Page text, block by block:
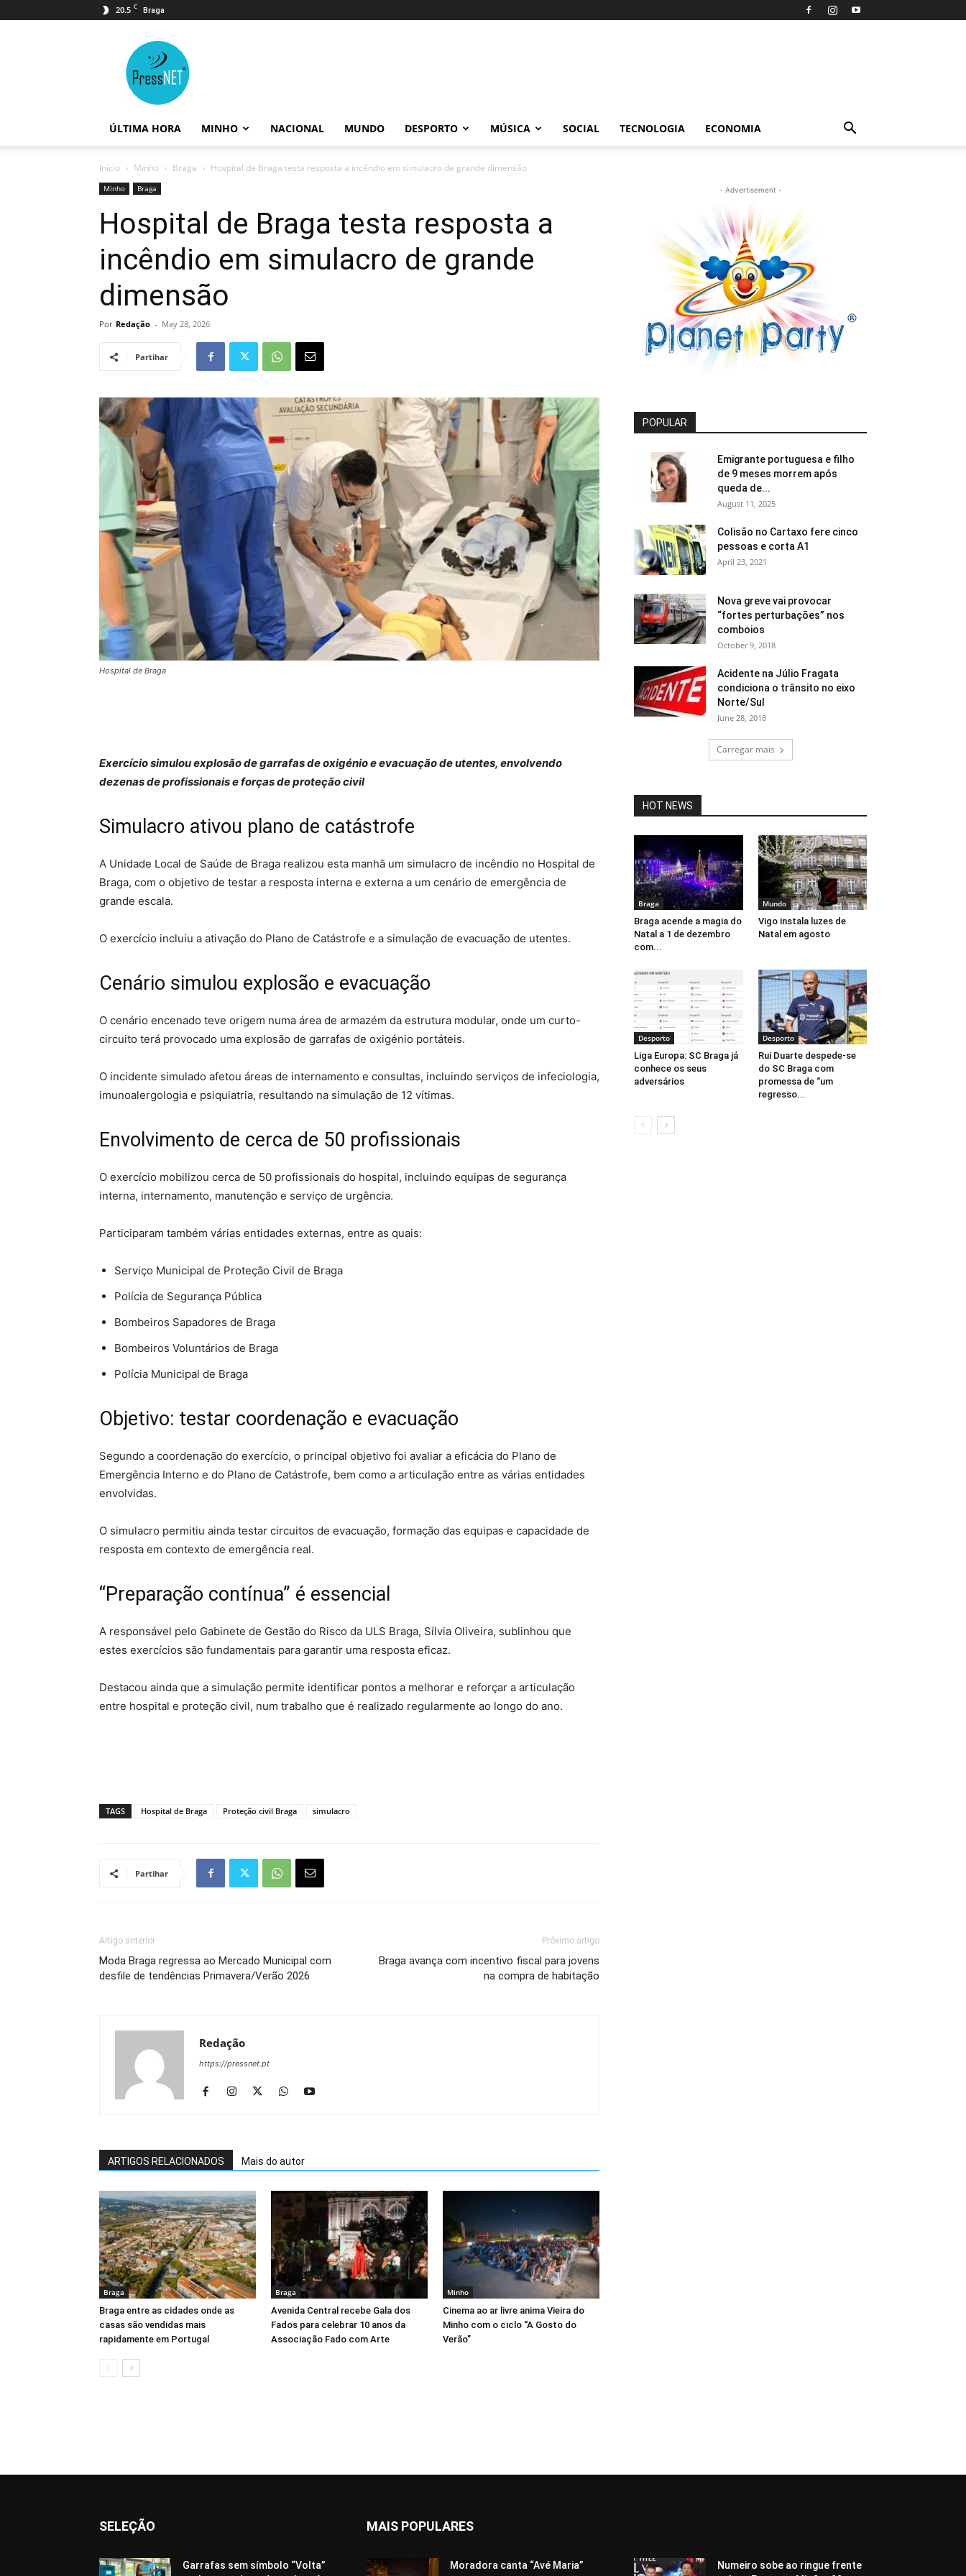
20.5 C Braga
ÚLTIMA HORA MINHO NACIONAL MUNDO DESPORTO MÚSICA SOCIAL TECNOLOGIA ECONOMIA
Início Minho Braga Hospital de Braga testa resposta a incêndio em simulacro de grande dimensão
Minho Braga
Hospital de Braga testa resposta a
incêndio em simulacro de grande
dimensão
Por Redação - May 28, 2026
Partihar
Hospital de Braga
Exercício simulou explosão de garrafas de oxigénio e evacuação de utentes, envolvendo
dezenas de profissionais e forças de proteção civil
Simulacro ativou plano de catástrofe
A Unidade Local de Saúde de Braga realizou esta manhã um simulacro de incêndio no Hospital de
Braga, com o objetivo de testar a resposta interna e externa a um cenário de emergência de
grande escala.
O exercício incluiu a ativação do Plano de Catástrofe e a simulação de evacuação de utentes.
Cenário simulou explosão e evacuação
O cenário encenado teve origem numa área de armazém da estrutura modular, onde um curto-
circuito terá provocado uma explosão de garrafas de oxigénio portáteis.
O incidente simulado afetou áreas de internamento e consultas, incluindo serviços de infeciologia,
imunoalergologia e psiquiatria, resultando na simulação de 12 vítimas.
Envolvimento de cerca de 50 profissionais
O exercício mobilizou cerca de 50 profissionais do hospital, incluindo equipas de segurança
interna, internamento, manutenção e serviço de urgência.
Participaram também várias entidades externas, entre as quais:
Serviço Municipal de Proteção Civil de Braga
Polícia de Segurança Pública
Bombeiros Sapadores de Braga
Bombeiros Voluntários de Braga
Polícia Municipal de Braga
Objetivo: testar coordenação e evacuação
Segundo a coordenação do exercício, o principal objetivo foi avaliar a eficácia do Plano de
Emergência Interno e do Plano de Catástrofe, bem como a articulação entre as várias entidades
envolvidas.
O simulacro permitiu ainda testar circuitos de evacuação, formação das equipas e capacidade de
resposta em contexto de emergência real.
“Preparação contínua” é essencial
A responsável pelo Gabinete de Gestão do Risco da ULS Braga, Sílvia Oliveira, sublinhou que
estes exercícios são fundamentais para garantir uma resposta eficaz.
Destacou ainda que a simulação permite identificar pontos a melhorar e reforçar a articulação
entre hospital e proteção civil, num trabalho que é realizado regularmente ao longo do ano.
TAGS Hospital de Braga Proteção civil Braga simulacro
Partihar
Artigo anterior
Moda Braga regressa ao Mercado Municipal com
desfile de tendências Primavera/Verão 2026
Próximo artigo
Braga avança com incentivo fiscal para jovens
na compra de habitação
Redação
https://pressnet.pt
ARTIGOS RELACIONADOS Mais do autor
Braga
Braga entre as cidades onde as
casas são vendidas mais
rapidamente em Portugal
Braga
Avenida Central recebe Gala dos
Fados para celebrar 10 anos da
Associação Fado com Arte
Minho
Cinema ao ar livre anima Vieira do
Minho com o ciclo “A Gosto do
Verão”
- Advertisement -
POPULAR
Emigrante portuguesa e filho
de 9 meses morrem após
queda de...
August 11, 2025
Colisão no Cartaxo fere cinco
pessoas e corta A1
April 23, 2021
Nova greve vai provocar
“fortes perturbações” nos
comboios
October 9, 2018
Acidente na Júlio Fragata
condiciona o trânsito no eixo
Norte/Sul
June 28, 2018
Carregar mais
HOT NEWS
Braga
Braga acende a magia do
Natal a 1 de dezembro
com...
Mundo
Vigo instala luzes de
Natal em agosto
Desporto
Liga Europa: SC Braga já
conhece os seus
adversários
Desporto
Rui Duarte despede-se
do SC Braga com
promessa de “um
regresso...
SELEÇÃO
Garrafas sem símbolo “Volta”
MAIS POPULARES
Moradora canta “Avé Maria”
Numeiro sobe ao ringue frente